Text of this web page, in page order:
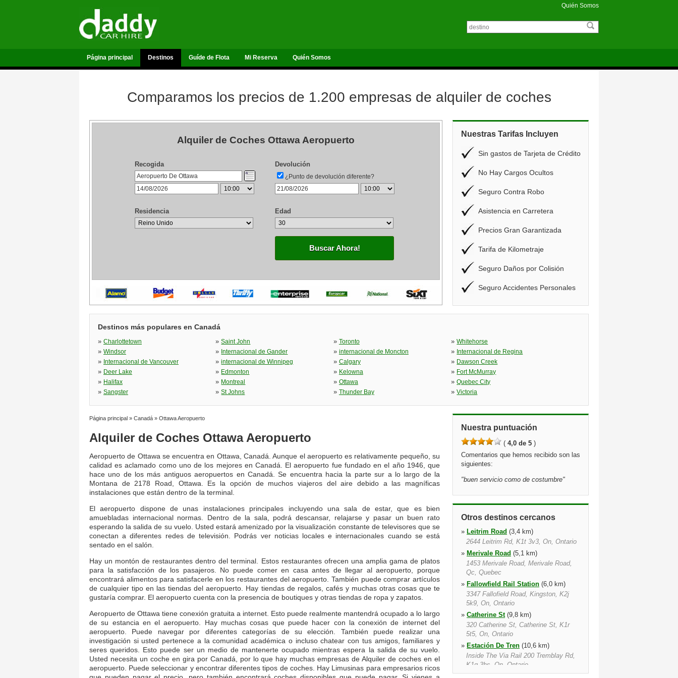
Quién Somos
Página principal Destinos Guíde de Flota Mi Reserva Quién Somos
Comparamos los precios de 1.200 empresas de alquiler de coches
Alquiler de Coches Ottawa Aeropuerto
Recogida Devolución
¿Punto de devolución diferente?
Residencia Edad
Buscar Ahora!
Nuestras Tarifas Incluyen
Sin gastos de Tarjeta de Crédito
No Hay Cargos Ocultos
Seguro Contra Robo
Asistencia en Carretera
Precios Gran Garantizada
Tarifa de Kilometraje
Seguro Daños por Colisión
Seguro Accidentes Personales
Destinos más populares en Canadá
» Charlottetown »Saint John » Toronto »Whitehorse
» Windsor » Internacional de Gander » internacional de Moncton » Internacional de Regina
» Internacional de Vancouver »internacional de Winnipeg » Calgary » Dawson Creek
» Deer Lake » Edmonton » Kelowna » Fort McMurray
» Halifax » Montreal » Ottawa »Quebec City
» Sangster »St Johns » Thunder Bay »Victoria
Página principal » Canadá » Ottawa Aeropuerto
Alquiler de Coches Ottawa Aeropuerto
Aeropuerto de Ottawa se encuentra en Ottawa, Canadá. Aunque el aeropuerto es relativamente pequeño, su
calidad es aclamado como uno de los mejores en Canadá. El aeropuerto fue fundado en el año 1946, que
hace uno de los más antiguos aeropuertos en Canadá. Se encuentra hacia la parte sur a lo largo de la
Montana de 2178 Road, Ottawa. Es la opción de muchos viajeros del aire debido a las magníficas
instalaciones que están dentro de la terminal.
El aeropuerto dispone de unas instalaciones principales incluyendo una sala de estar, que es bien
amuebladas internacional normas. Dentro de la sala, podrá descansar, relajarse y pasar un buen rato
esperando la salida de su vuelo. Usted estará amenizado por la visualización constante de televisores que se
conectan a diferentes redes de televisión. Podrás ver noticias locales e internacionales cuando se está
sentado en el salón.
Hay un montón de restaurantes dentro del terminal. Estos restaurantes ofrecen una amplia gama de platos
para la satisfacción de los pasajeros. No puede comer en casa antes de llegar al aeropuerto, porque
encontrará alimentos para satisfacerle en los restaurantes del aeropuerto. También puede comprar artículos
de cualquier tipo en las tiendas del aeropuerto. Hay tiendas de regalos, cafés y muchas otras cosas que te
gustaría comprar. El aeropuerto cuenta con la presencia de boutiques y otras tiendas de ropa y zapatos.
Aeropuerto de Ottawa tiene conexión gratuita a internet. Esto puede realmente mantendrá ocupado a lo largo
de su estancia en el aeropuerto. Hay muchas cosas que puede hacer con la conexión de internet del
aeropuerto. Puede navegar por diferentes categorías de su elección. También puede realizar una
investigación si usted pertenece a la comunidad académica o incluso chatear con tus amigos, familiares y
seres queridos. Esto puede ser un medio de mantenerte ocupado mientras espera la salida de su vuelo.
Usted necesita un coche en gira por Canadá, por lo que hay muchas empresas de Alquiler de coches en el
aeropuerto. Puede seleccionar y encontrar diferentes tipos de coches. Hay Limusinas para empresarios ricos
Nuestra puntuación
( 4,0 de 5 )
Comentarios que hemos recibido son las
siguientes:
"buen servicio como de costumbre"
Otros destinos cercanos
» Leitrim Road (3,4 km)
2644 Leitrim Rd, K1t 3v3, On, Ontario
» Merivale Road (5,1 km)
1453 Merivale Road, Merivale Road,
Qc, Quebec
» Fallowfield Rail Station (6,0 km)
3347 Fallofield Road, Kingston, K2j
5k9, On, Ontario
» Catherine St(9,8 km)
320 Catherine St, Catherine St, K1r
5t5, On, Ontario
» Estación De Tren (10,6 km)
Inside The Via Rail 200 Tremblay Rd,
K1g 3hs, On, Ontario